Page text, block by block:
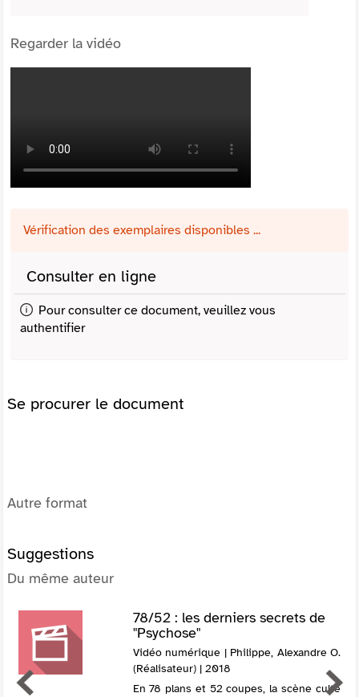
Regarder la vidéo
Vérification des exemplaires disponibles ...
Consulter en ligne
Pour consulter ce document, veuillez vous
authentifier
Se procurer le document
Autre format
Suggestions
Du même auteur
78/52 : les derniers secrets de
­"Psychose"
Vidéo numérique | Philippe, Alexandre O.
(Réalisateur) | 2018
En 78 plans et 52 coupes, la scène culte